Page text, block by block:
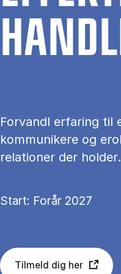
Forvandl erfaring
kommunikere og
relationer der holder.
Start: Forår 2027
Tilmeld dig her